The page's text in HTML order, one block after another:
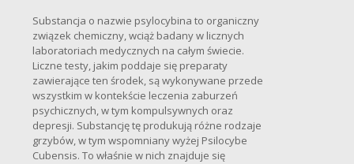
Substancja o nazwie psylocybina to organiczny
związek chemiczny, wciąż badany w licznych
laboratoriach medycznych na całym świecie.
Liczne testy, jakim poddaje się preparaty
zawierające ten środek, są wykonywane przede
wszystkim w kontekście leczenia zaburzeń
psychicznych, w tym kompulsywnych oraz
depresji. Substancję tę produkują różne rodzaje
grzybów, w tym wspomniany wyżej Psilocybe
Cubensis. To właśnie w nich znajduje się